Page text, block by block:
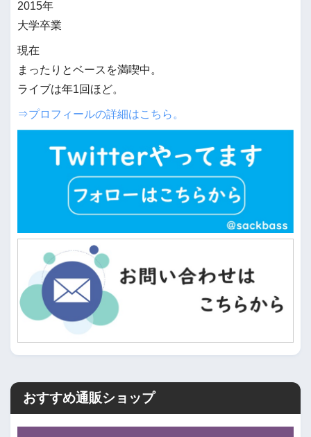
2015年
大学卒業
現在
まったりとベースを満喫中。
ライブは年1回ほど。
⇒プロフィールの詳細はこちら。
おすすめ通販ショップ